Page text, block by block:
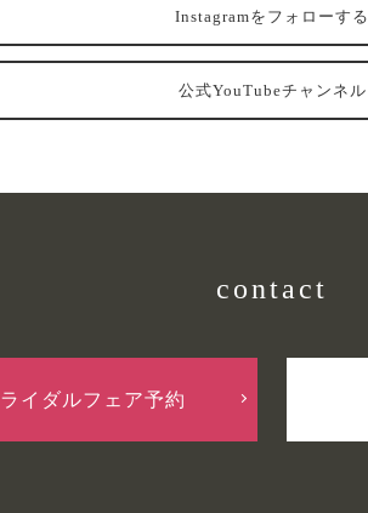
Instagramをフォローする
公式YouTubeチャンネル
contact
イダルフェア予約